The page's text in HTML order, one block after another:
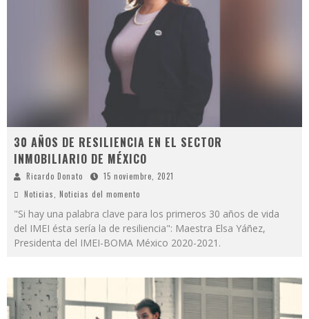
30 AÑOS DE RESILIENCIA EN EL SECTOR
INMOBILIARIO DE MÉXICO
Ricardo Donato
15 noviembre, 2021
Noticias, Noticias del momento
"Si hay una palabra clave para los primeros 30 años de vida
del IMEI ésta sería la de resiliencia": Maestra Elsa Yáñez,
Presidenta del IMEI-BOMA México 2020-2021.